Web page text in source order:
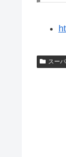
スー